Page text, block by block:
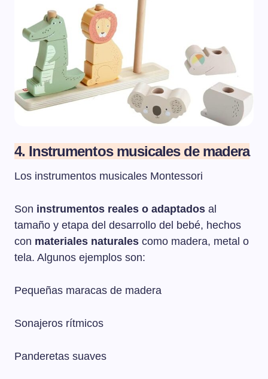
4. Instrumentos musicales de madera
Los instrumentos musicales Montessori
Son instrumentos reales o adaptados al
tamaño y etapa del desarrollo del bebé, hechos
con materiales naturales como madera, metal o
tela. Algunos ejemplos son:
Pequeñas maracas de madera
Sonajeros rítmicos
Panderetas suaves